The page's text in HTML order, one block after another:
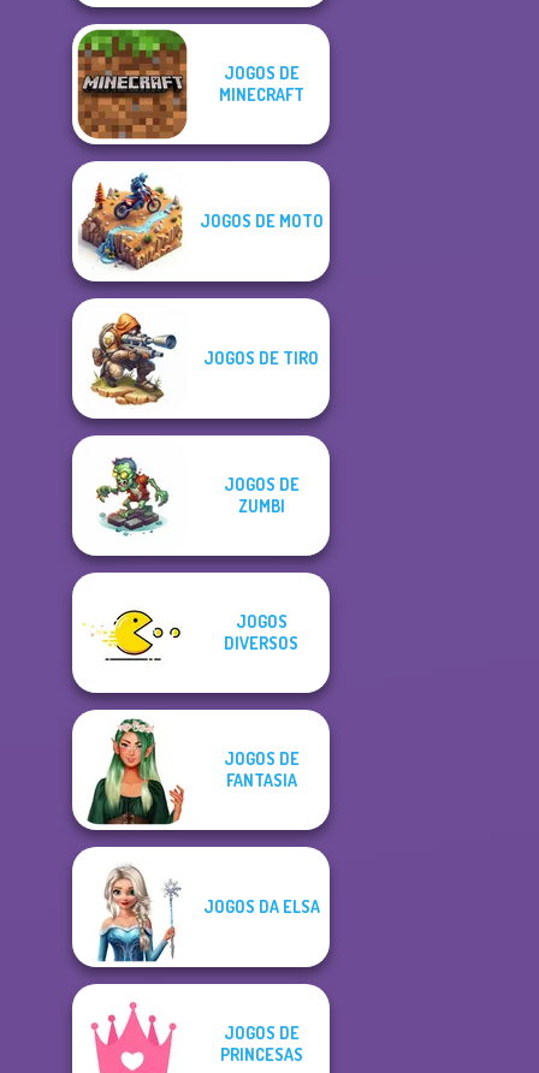
JOGOS DE
MINECRAFT
JOGOS DE MOTO
JOGOS DE TIRO
JOGOS DE
ZUMBI
JOGOS
DIVERSOS
JOGOS DE
FANTASIA
JOGOS DA ELSA
JOGOS DE
PRINCESAS